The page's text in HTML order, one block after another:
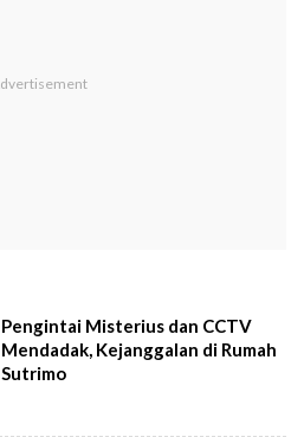
Pengintai Misterius dan CCTV
Mendadak, Kejanggalan di Rumah
Sutrimo